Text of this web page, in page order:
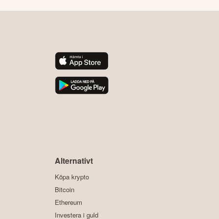
Alternativt
Köpa krypto
Bitcoin
Ethereum
Investera i guld